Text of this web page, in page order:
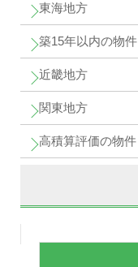
東海地方
築15年以内の物件
近畿地方
関東地方
高積算評価の物件